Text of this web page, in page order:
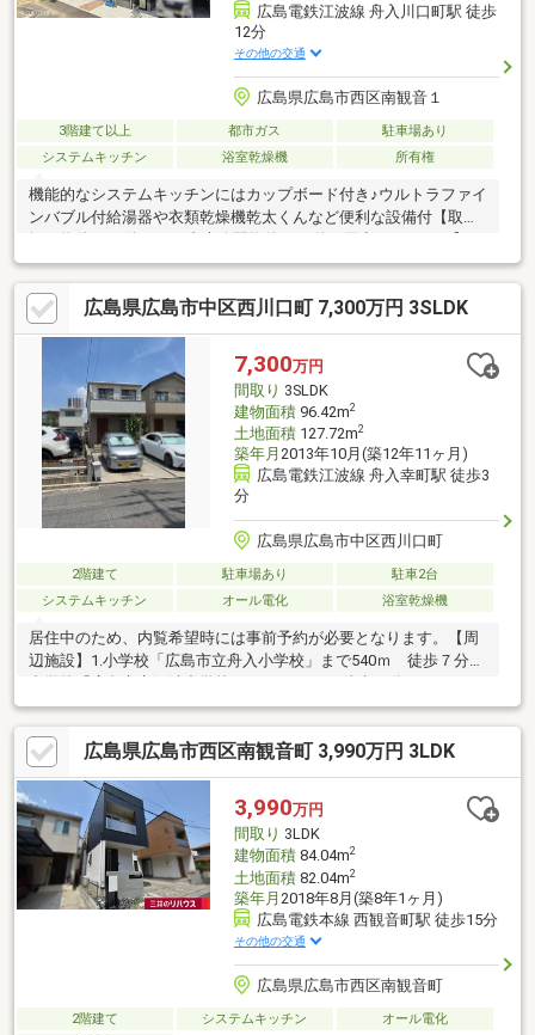
広島電鉄江波線 舟入川口町駅 徒歩
12分
その他の交通
広島県広島市西区南観音１
3階建て以上 都市ガス
駐車場あり
システムキッチン
浴室乾燥機 所有権
機能的なシステムキッチンにはカップボード付き♪ウルトラファイ
ンバブル付給湯器や衣類乾燥機乾太くんなど便利な設備付【取り
東リバティのホームページもぜひご覧ください。
https://www.nitto-f.com/〇広島市立観音小学校まで 徒歩11分〇
広島市立観音中学校まで 徒歩7分〇やわらぎ幼稚園まで 徒歩3
分〇ファミリーマート 南観音一丁目店まで 徒歩3分〇スパーク
観音店まで 徒歩2分〇舟入川口町電停まで 徒歩12分
広島県広島市中区西川口町 7,300万円 3SLDK
7,300万円
間取り 3SLDK
建物面積96.42m2
土地面積127.72m2
築年月 2013年10月(築12年11ヶ月)
広島電鉄江波線 舟入幸町駅 徒歩3
分
広島県広島市中区西川口町
2階建て 駐車場あり
駐車2台
システムキッチン
オール電化 浴室乾燥機
居住中のため、内覧希望時には事前予約が必要となります。【周
辺施設】1.小学校「広島市立舟入小学校」まで540ｍ 徒歩７分2.
「フレスタ舟入店」まで280ｍ 徒歩4分
広島県広島市西区南観音町 3,990万円 3LDK
3,990万円
間取り 3LDK
建物面積84.04m2
土地面積82.04m2
築年月 2018年8月(築8年1ヶ月)
広島電鉄本線 西観音町駅 徒歩15分
その他の交通
広島県広島市西区南観音町
2階建て システムキッチン
オール電化